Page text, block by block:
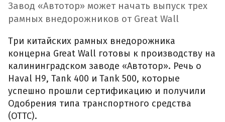
Завод «Автотор» может начать выпуск трех
рамных внедорожников от Great Wall
Три китайских рамных внедорожника
концерна Great Wall готовы к производству на
калининградском заводе «Автотор». Речь о
Haval H9, Tank 400 и Tank 500, которые
успешно прошли сертификацию и получили
Одобрения типа транспортного средства
(ОТТС).